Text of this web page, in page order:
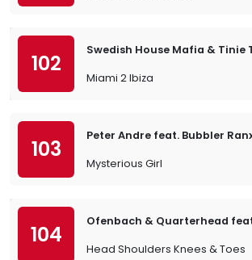
102
Swedish House Mafia & Tinie
Miami 2 Ibiza
103
Peter Andre feat. Bubbler
Mysterious Girl
104
Ofenbach & Quarterhead
Head Shoulders Knees & Toes